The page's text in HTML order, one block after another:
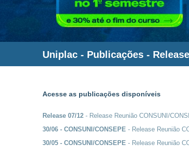
Uniplac - Publicações -
Acesse as publicações disponíveis
Release 07/12 - Release Reunião CONSUNI/
30/06 - CONSUNI/CONSEPE - Release Reunião
30/05 - CONSUNI/CONSEPE - Release Reunião